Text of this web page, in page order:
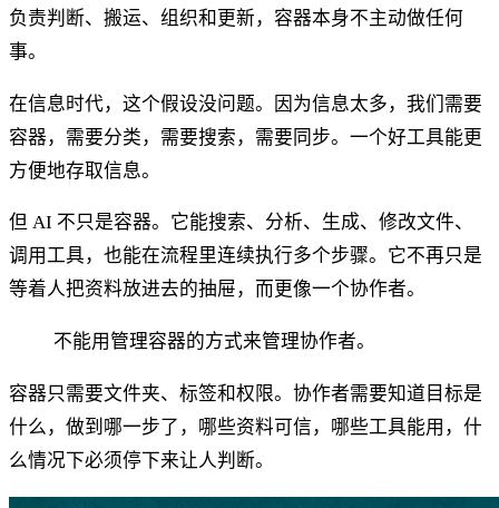
负责判断、搬运、组织和更新，容器本身不主动做任何
事。
在信息时代，这个假设没问题。因为信息太多，我们需要
容器，需要分类，需要搜索，需要同步。一个好工具能更
方便地存取信息。
但 AI 不只是容器。它能搜索、分析、生成、修改文件、
调用工具，也能在流程里连续执行多个步骤。它不再只是
等着人把资料放进去的抽屉，而更像一个协作者。
不能用管理容器的方式来管理协作者。
容器只需要文件夹、标签和权限。协作者需要知道目标是
什么，做到哪一步了，哪些资料可信，哪些工具能用，什
么情况下必须停下来让人判断。